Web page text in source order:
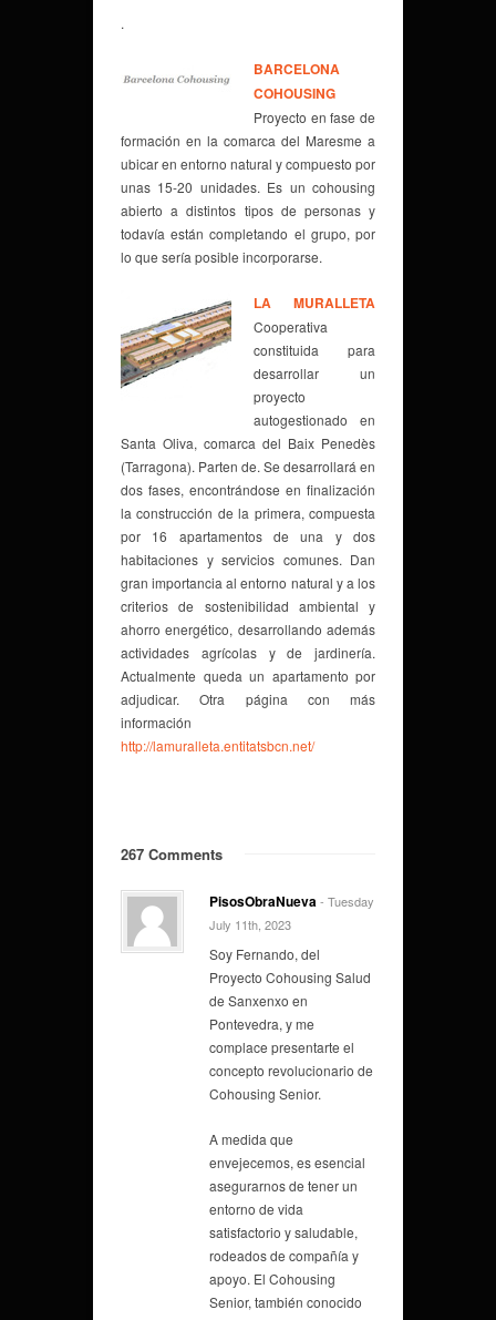
.
BARCELONA
COHOUSING
Proyecto en fase de
formación en la comarca del Maresme a
ubicar en entorno natural y compuesto por
unas 15-20 unidades. Es un cohousing
abierto a distintos tipos de personas y
todavía están completando el grupo, por
lo que sería posible incorporarse.
LA MURALLETA
Cooperativa
constituida para
desarrollar un
proyecto
autogestionado en
Santa Oliva, comarca del Baix Penedès
(Tarragona). Parten de. Se desarrollará en
dos fases, encontrándose en finalización
la construcción de la primera, compuesta
por 16 apartamentos de una y dos
habitaciones y servicios comunes. Dan
gran importancia al entorno natural y a los
criterios de sostenibilidad ambiental y
ahorro energético, desarrollando además
actividades agrícolas y de jardinería.
Actualmente queda un apartamento por
adjudicar. Otra página con más
información
http://lamuralleta.entitatsbcn.net/
267 Comments
PisosObraNueva- Tuesday
July 11th, 2023
Soy Fernando, del
Proyecto Cohousing Salud
de Sanxenxo en
Pontevedra, y me
complace presentarte el
concepto revolucionario de
Cohousing Senior.
A medida que
envejecemos, es esencial
asegurarnos de tener un
entorno de vida
satisfactorio y saludable,
rodeados de compañía y
apoyo. El Cohousing
Senior, también conocido